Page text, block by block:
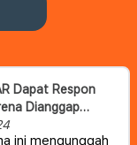
Dapat Respon
Dianggap
LGBT
ini mengunggah